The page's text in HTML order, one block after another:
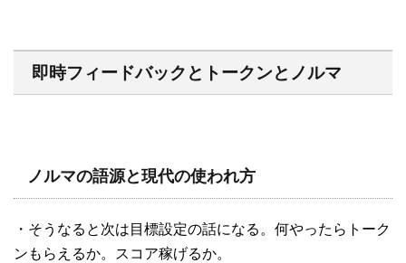
即時フィードバックとトークンとノルマ
ノルマの語源と現代の使われ方
・そうなると次は目標設定の話になる。何やったらトーク
ンもらえるか。スコア稼げるか。